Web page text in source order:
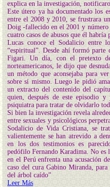
explica en la investigación,
Este útero ya ha documentado los
entre el 2008 y 2010, se frustrara
Doig -fallecido en el 2001 y número
cuatro casos de abusos que él habría
Lucas conoce el Sodalicio entre
“espiritual”. Desde ahí formó
Figari. Un día, con el pretexto
norteamericanos, le dijo que
un método que aconsejaba para
sobre sí mismo. Luego le pidió
un extracto del contenido del
quien, después de este episodio
psiquiatra para tratar de olvidarlo
Si bien la investigación revela
entre sexuales y psicológicos
Sodalicio de Vida Cristiana, se
valientemente se han atrevido a
en los dos testimonios es
pedófilo Fernando Karadima. No es
en el Perú enfrenta una acusación
caso del cura Gabino Miranda,
del árbol caído”
Leer Más